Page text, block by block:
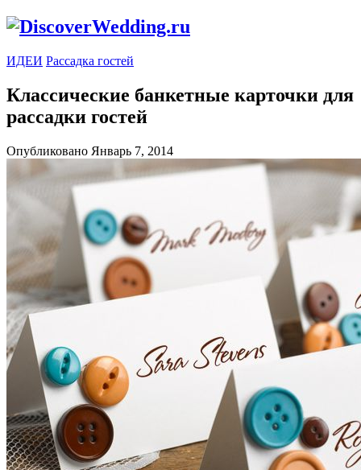
ИДЕИ Рассадка гостей
Классические банкетные карточки для
рассадки гостей
Опубликовано Январь 7, 2014